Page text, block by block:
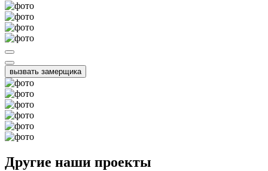
вызвать замерщика
Другие наши проекты